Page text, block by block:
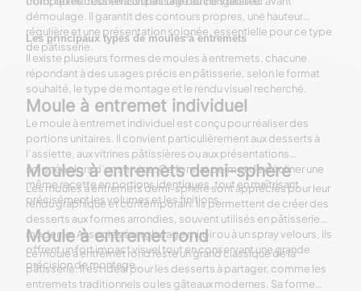
démoulage. Il garantit des contours propres, une hauteur
régulière et une présentation soignée, essentielle pour ce type
de pâtisserie.
Les principaux types de moules à entremets
Il existe plusieurs formes de moules à entremets, chacune
répondant à des usages précis en pâtisserie, selon le format
souhaité, le type de montage et le rendu visuel recherché.
Moule à entremet individuel
Le moule à entremet individuel est conçu pour réaliser des
portions unitaires. Il convient particulièrement aux desserts à
l’assiette, aux vitrines pâtissières ou aux présentations
soignées lors d’un service. Ce format permet de décliner une
même recette en portions identiques, tout en maîtrisant
précisément les volumes et les finitions.
Moules à entremets demi-sphère
Les moules à entremets demi-sphère sont appréciés pour leur
rendu graphique et contemporain. Ils permettent de créer des
desserts aux formes arrondies, souvent utilisés en pâtisserie
moderne. Associés à un glaçage miroir ou à un spray velours, ils
offrent un fort impact visuel tout en conservant une grande
précision de montage.
Moule à entremet rond
Le moule à entremet rond reste un grand classique de la
pâtisserie. Il est idéal pour les desserts à partager, comme les
entremets traditionnels ou les gâteaux modernes. Sa forme